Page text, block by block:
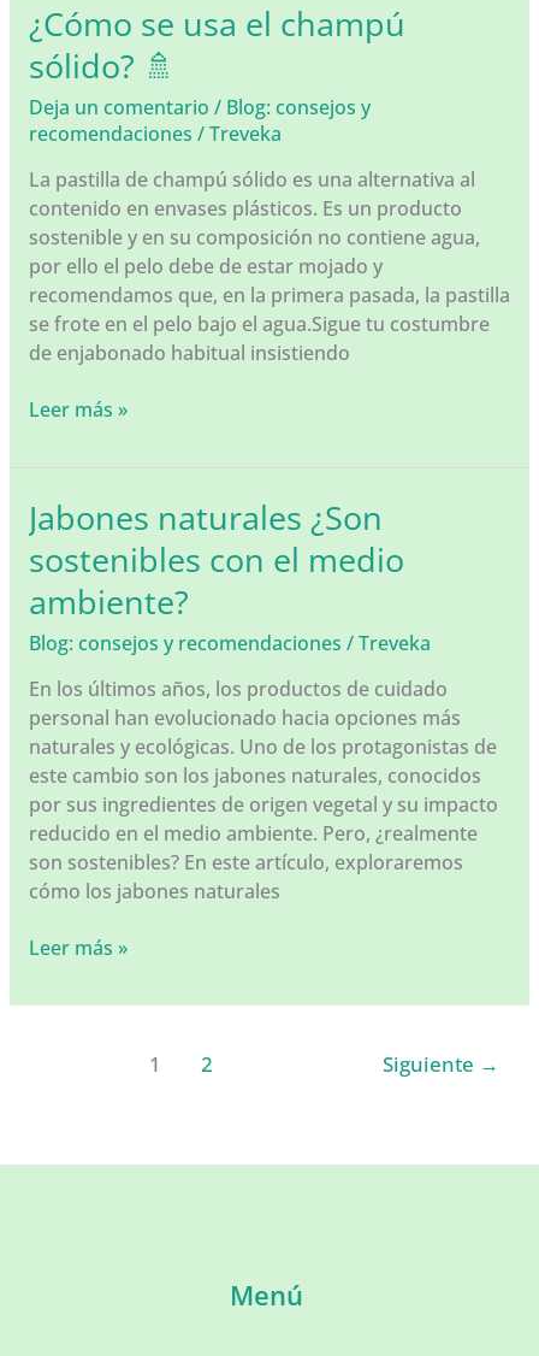
la
Piel
Los
Mejores
Productos
para
una
Rutina
Efectiva
¿Cómo se usa el champú
sólido? 🚿
Deja un comentario / Blog: consejos y
recomendaciones /Treveka
La pastilla de champú sólido es una alternativa al
contenido en envases plásticos. Es un producto
sostenible y en su composición no contiene agua,
por ello el pelo debe de estar mojado y
recomendamos que, en la primera pasada, la pastilla
se frote en el pelo bajo el agua.Sigue tu costumbre
de enjabonado habitual insistiendo
¿Cómo
champú
sólido?
Leer más »
Jabones naturales ¿Son
sostenibles con el medio
ambiente?
Blog: consejos y recomendaciones /Treveka
En los últimos años, los productos de cuidado
personal han evolucionado hacia opciones más
naturales y ecológicas. Uno de los protagonistas de
este cambio son los jabones naturales, conocidos
por sus ingredientes de origen vegetal y su impacto
reducido en el medio ambiente. Pero, ¿realmente
son sostenibles? En este artículo, exploraremos
cómo los jabones naturales
Jabones
¿Son
Leer más »
1 2 Siguiente →
Menú